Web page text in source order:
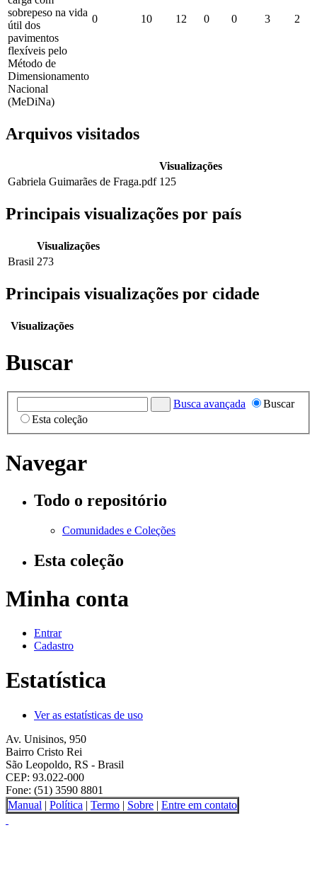
sobrepeso na vida
útil dos
pavimentos
flexíveis pelo
Método de
Dimensionamento
Nacional
(MeDiNa)
0 10 12 0 0 3 2
Arquivos visitados
Visualizações
Gabriela Guimarães de Fraga.pdf 125
Principais visualizações por país
Visualizações
Brasil 273
Principais visualizações por cidade
Visualizações
Buscar
Busca avançada
Buscar
Esta coleção
Navegar
Todo o repositório
Comunidades e Coleções
Esta coleção
Minha conta
Entrar
Cadastro
Estatística
Ver as estatísticas de uso
Av. Unisinos, 950
Bairro Cristo Rei
São Leopoldo, RS - Brasil
CEP: 93.022-000
Fone: (51) 3590 8801
Manual | Política | Termo | Sobre | Entre em contato